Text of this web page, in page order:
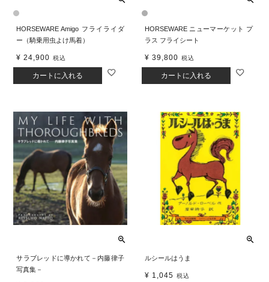
HORSEWARE Amigo フライライダ
ー（騎乗用虫よけ馬着）
¥ 24,900 税込
カートに入れる
HORSEWARE ニューマーケット プ
ラス フライシート
¥ 39,800 税込
カートに入れる
サラブレッドに導かれて－内藤律子
写真集－
ルシールはうま
¥ 1,045 税込